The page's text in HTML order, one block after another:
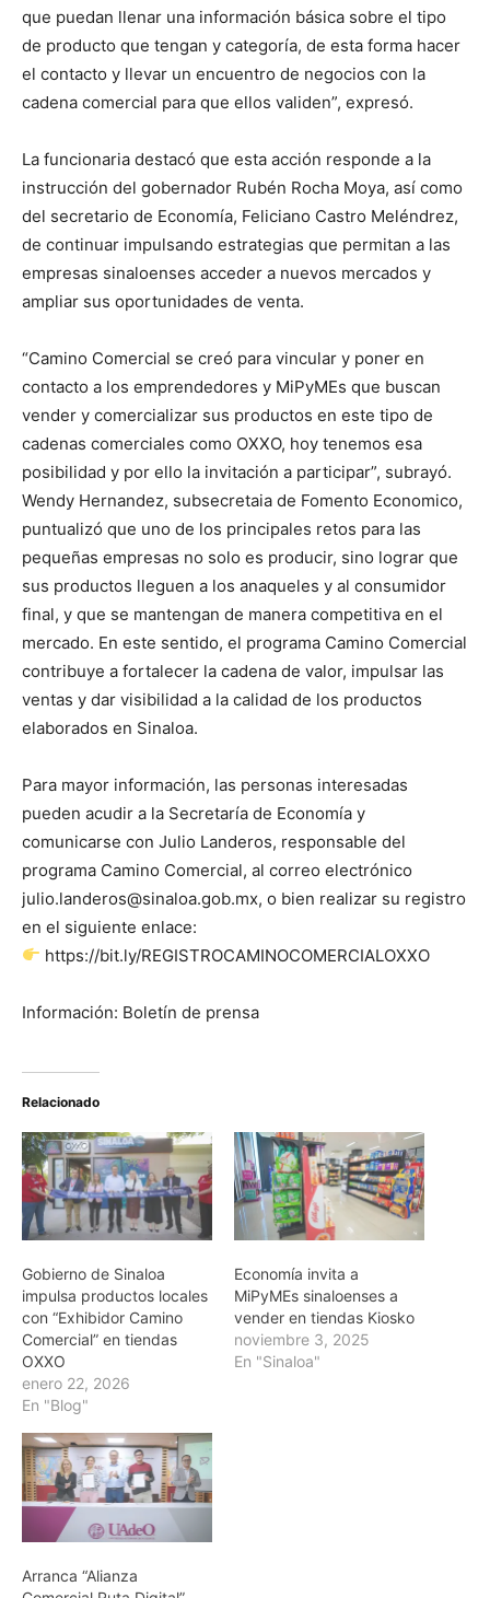
que puedan llenar una información básica sobre el tipo
de producto que tengan y categoría, de esta forma hacer
el contacto y llevar un encuentro de negocios con la
cadena comercial para que ellos validen”, expresó.
La funcionaria destacó que esta acción responde a la
instrucción del gobernador Rubén Rocha Moya, así como
del secretario de Economía, Feliciano Castro Meléndrez,
de continuar impulsando estrategias que permitan a las
empresas sinaloenses acceder a nuevos mercados y
ampliar sus oportunidades de venta.
“Camino Comercial se creó para vincular y poner en
contacto a los emprendedores y MiPyMEs que buscan
vender y comercializar sus productos en este tipo de
cadenas comerciales como OXXO, hoy tenemos esa
posibilidad y por ello la invitación a participar”, subrayó.
Wendy Hernandez, subsecretaia de Fomento Economico,
puntualizó que uno de los principales retos para las
pequeñas empresas no solo es producir, sino lograr que
sus productos lleguen a los anaqueles y al consumidor
final, y que se mantengan de manera competitiva en el
mercado. En este sentido, el programa Camino Comercial
contribuye a fortalecer la cadena de valor, impulsar las
ventas y dar visibilidad a la calidad de los productos
elaborados en Sinaloa.
Para mayor información, las personas interesadas
pueden acudir a la Secretaría de Economía y
comunicarse con Julio Landeros, responsable del
programa Camino Comercial, al correo electrónico
julio.landeros@sinaloa.gob.mx, o bien realizar su registro
en el siguiente enlace:
https://bit.ly/REGISTROCAMINOCOMERCIALOXXO
Información: Boletín de prensa
Relacionado
Gobierno de Sinaloa
impulsa productos locales
con “Exhibidor Camino
Comercial” en tiendas
OXXO
enero 22, 2026
En "Blog"
Economía invita a
MiPyMEs sinaloenses a
vender en tiendas Kiosko
noviembre 3, 2025
En "Sinaloa"
Arranca “Alianza